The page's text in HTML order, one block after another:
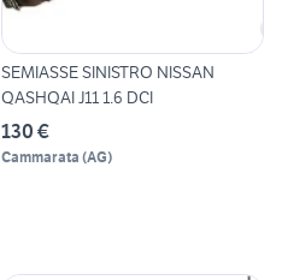
SEMIASSE SINISTRO NISSAN
QASHQAI J11 1.6 DCI
130 €
Cammarata (AG)